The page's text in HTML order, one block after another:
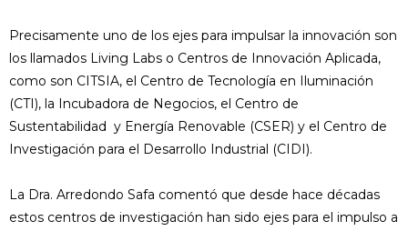
Precisamente uno de los ejes para impulsar la innovación son
los llamados Living Labs o Centros de Innovación Aplicada,
como son CITSIA, el Centro de Tecnología en Iluminación
(CTI), la Incubadora de Negocios, el Centro de
Sustentabilidad y Energía Renovable (CSER) y el Centro de
Investigación para el Desarrollo Industrial (CIDI).
La Dra. Arredondo Safa comentó que desde hace décadas
estos centros de investigación han sido ejes para el impulso a